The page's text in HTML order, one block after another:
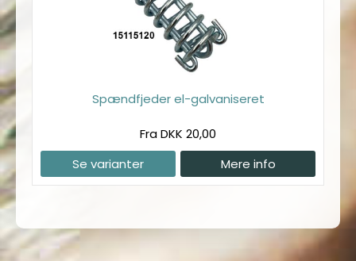
Spændfjeder el-galvaniseret
Fra DKK 20,00
Se varianter
Mere info